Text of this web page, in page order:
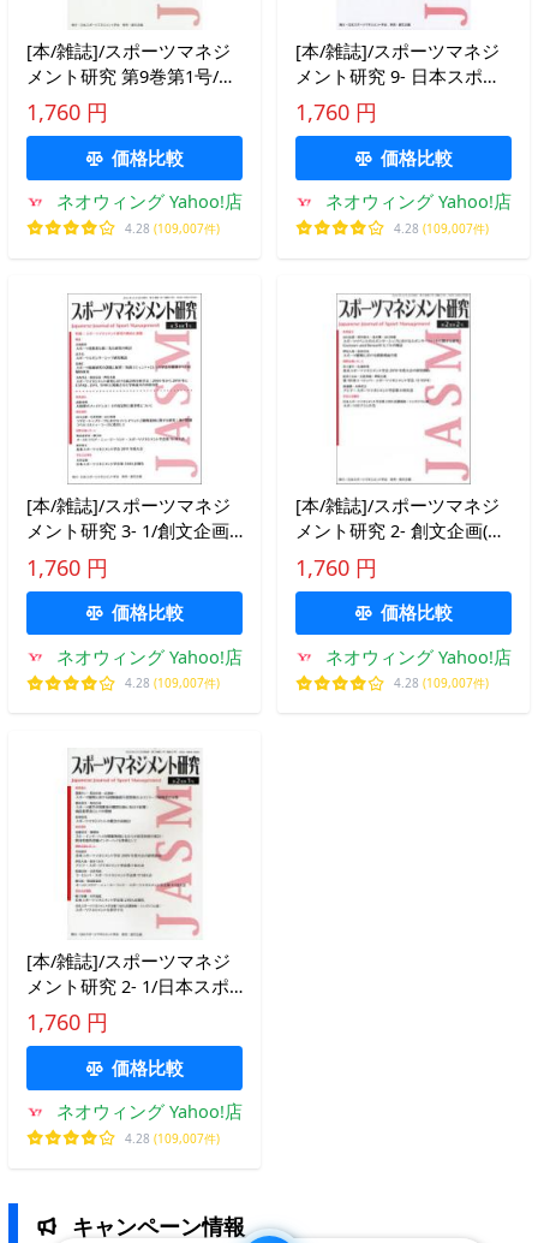
[本/雑誌]/スポーツマネジ
メント研究 第9巻第1号/日
本スポーツマネジメント学
会/編集
1,760 円
価格比較
ネオウィング Yahoo!店
4.28 (109,007件)
[本/雑誌]/スポーツマネジ
メント研究 9- 日本スポー
ツマネジメント学会/編集
1,760 円
価格比較
ネオウィング Yahoo!店
4.28 (109,007件)
[本/雑誌]/スポーツマネジ
メント研究 3- 1/創文企画
(単行本・ムック)
1,760 円
価格比較
ネオウィング Yahoo!店
4.28 (109,007件)
[本/雑誌]/スポーツマネジ
メント研究 2- 創文企画(単
行本・ムック)
1,760 円
価格比較
ネオウィング Yahoo!店
4.28 (109,007件)
[本/雑誌]/スポーツマネジ
メント研究 2- 1/日本スポ
ーツマネジメント学会(単
行本・ムック)
1,760 円
価格比較
ネオウィング Yahoo!店
4.28 (109,007件)
キャンペーン情報